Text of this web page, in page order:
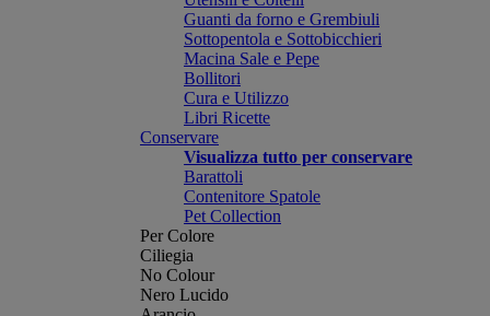
Guanti da forno e Grembiuli
Sottopentola e Sottobicchieri
Macina Sale e Pepe
Bollitori
Cura e Utilizzo
Libri Ricette
Conservare
Visualizza tutto per conservare
Barattoli
Contenitore Spatole
Pet Collection
Per Colore
Ciliegia
No Colour
Nero Lucido